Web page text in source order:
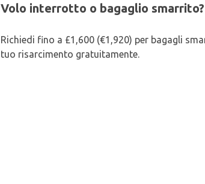
Volo interrotto o bagaglio smarrito?
Richiedi fino a £1,600 (€1,920) per bagagli
tuo risarcimento gratuitamente.